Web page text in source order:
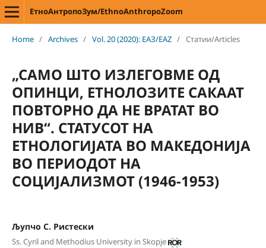
ЕтноАнтропоЗум/EthnoAnthropoZoom
Home / Archives / Vol. 20 (2020): ЕАЗ/EAZ / Статии/Articles
„САМО ШТО ИЗЛЕГОВМЕ ОД
ОПИНЦИ, ЕТНОЛОЗИТЕ САКААТ
ПОВТОРНО ДА НЕ ВРАТАТ ВО
НИВ“. СТАТУСОТ НА
ЕТНОЛОГИЈАТА ВО МАКЕДОНИЈА
ВО ПЕРИОДОТ НА
СОЦИЈАЛИЗМОТ (1946-1953)
Љупчо С. Ристески
Ss. Cyril and Methodius University in Skopje